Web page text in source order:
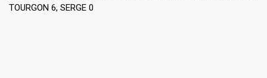
TOURGON 6, SERGE 0